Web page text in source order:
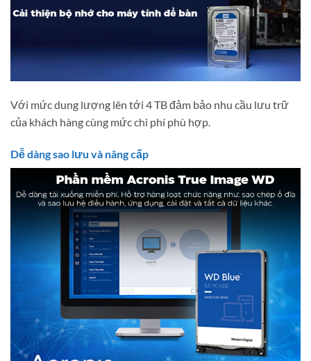
Với mức dung lượng lên tới 4 TB đảm bảo nhu cầu lưu trữ
của khách hàng cùng mức chi phí phù hợp.
Dễ dàng sao lưu và nâng cấp